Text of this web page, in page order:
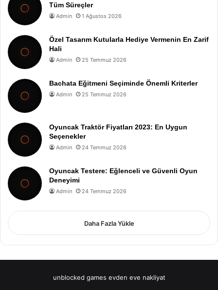
Tüm Süreçler
Admin 1 Ağustos 2026
Özel Tasarım Kutularla Hediye Vermenin En Zarif
Hali
Admin 25 Temmuz 2026
Bachata Eğitmeni Seçiminde Önemli Kriterler
Admin 25 Temmuz 2026
Oyuncak Traktör Fiyatları 2023: En Uygun
Seçenekler
Admin 24 Temmuz 2026
Oyuncak Testere: Eğlenceli ve Güvenli Oyun
Deneyimi
Admin 24 Temmuz 2026
Daha Fazla Yükle
unblocked games evden eve nakliyat